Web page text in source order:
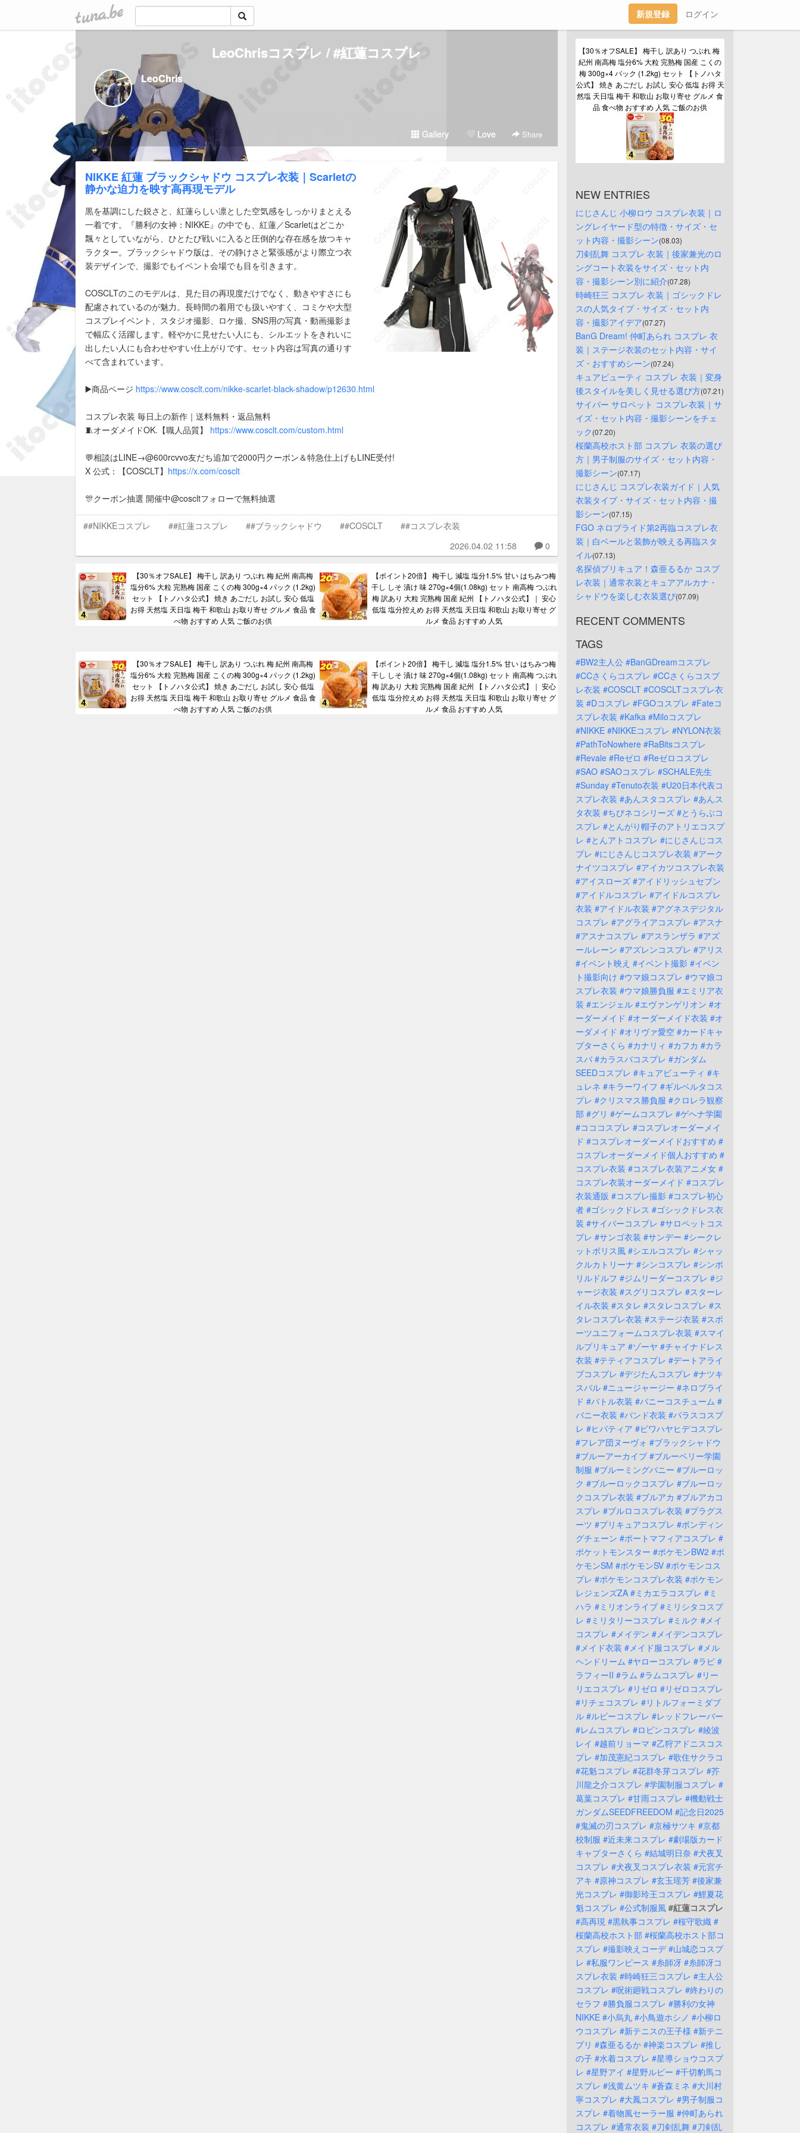
tuna.be 新規登録 ログイン
LeoChrisコスプレ / #紅蓮コスプレ
LeoChris
Gallery Love Share
NIKKE 紅蓮 ブラックシャドウ コスプレ衣装｜Scarletの
静かな迫力を映す高再現モデル
黒を基調にした鋭さと、紅蓮らしい凛とした空気感をしっかりまとえる
一着です。『勝利の女神：NIKKE』の中でも、紅蓮／Scarletはどこか
飄々としていながら、ひとたび戦いに入ると圧倒的な存在感を放つキャ
ラクター。ブラックシャドウ版は、その静けさと緊張感がより際立つ衣
装デザインで、撮影でもイベント会場でも目を引きます。
COSCLTのこのモデルは、見た目の再現度だけでなく、動きやすさにも
配慮されているのが魅力。長時間の着用でも扱いやすく、コミケや大型
コスプレイベント、スタジオ撮影、ロケ撮、SNS用の写真・動画撮影ま
で幅広く活躍します。軽やかに見せたい人にも、シルエットをきれいに
出したい人にも合わせやすい仕上がりです。セット内容は写真の通りす
べて含まれています。
▶️商品ページ https://www.cosclt.com/nikke-scarlet-black-shadow/p12630.html
コスプレ衣装 毎日上の新作｜送料無料・返品無料
🧵オーダメイドOK.【職人品質】 https://www.cosclt.com/custom.html
💬相談はLINE→@600rcvvo友だち追加で2000円クーポン＆特急仕上げもLINE受付!
X 公式：【COSCLT】 https://x.com/cosclt
🎊クーポン抽選 開催中@coscltフォローで無料抽選
##NIKKEコスプレ ##紅蓮コスプレ ##ブラックシャドウ ##COSCLT
##コスプレ衣装
2026.04.02 11:58
0
【30％オフSALE】 梅干し 訳あり つぶれ 梅 紀州 南高梅
塩分6% 大粒 完熟梅 国産 こくの梅 300g×4 パック (1.2kg)
セット 【トノハタ公式】 焼き あごだし お試し 安心 低塩
お得 天然塩 天日塩 梅干 和歌山 お取り寄せ グルメ 食品 食
べ物 おすすめ 人気 ご飯のお供
【ポイント20倍】 梅干し 減塩 塩分1.5% 甘い はちみつ梅
干し しそ 漬け 味 270g×4個(1.08kg) セット 南高梅 つぶれ
梅 訳あり 大粒 完熟梅 国産 紀州 【トノハタ公式】｜ 安心
低塩 塩分控えめ お得 天然塩 天日塩 和歌山 お取り寄せ グ
ルメ 食品 おすすめ 人気
【30％オフSALE】 梅干し 訳あり つぶれ 梅 紀州 南高梅
塩分6% 大粒 完熟梅 国産 こくの梅 300g×4 パック (1.2kg)
セット 【トノハタ公式】 焼き あごだし お試し 安心 低塩
お得 天然塩 天日塩 梅干 和歌山 お取り寄せ グルメ 食品 食
べ物 おすすめ 人気 ご飯のお供
【ポイント20倍】 梅干し 減塩 塩分1.5% 甘い はちみつ梅
干し しそ 漬け 味 270g×4個(1.08kg) セット 南高梅 つぶれ
梅 訳あり 大粒 完熟梅 国産 紀州 【トノハタ公式】｜ 安心
低塩 塩分控えめ お得 天然塩 天日塩 和歌山 お取り寄せ グ
ルメ 食品 おすすめ 人気
【30％オフSALE】 梅干し 訳あり つぶれ 梅
紀州 南高梅 塩分6% 大粒 完熟梅 国産 こくの
梅 300g×4 パック (1.2kg) セット 【トノハタ
公式】 焼き あごだし お試し 安心 低塩 お得 天
然塩 天日塩 梅干 和歌山 お取り寄せ グルメ 食
品 食べ物 おすすめ 人気 ご飯のお供
NEW ENTRIES
にじさんじ 小柳ロウ コスプレ衣装｜ロ
ングレイヤード型の特徴・サイズ・セ
ット内容・撮影シーン(08.03)
刀剣乱舞 コスプレ 衣装｜後家兼光のロ
ングコート衣装をサイズ・セット内
容・撮影シーン別に紹介(07.28)
時崎狂三 コスプレ 衣装｜ゴシックドレ
スの人気タイプ・サイズ・セット内
容・撮影アイデア(07.27)
BanG Dream! 仲町あられ コスプレ 衣
装｜ステージ衣装のセット内容・サイ
ズ・おすすめシーン(07.24)
キュアビューティ コスプレ 衣装｜変身
後スタイルを美しく見せる選び方(07.21)
サイバー サロペット コスプレ衣装｜サ
イズ・セット内容・撮影シーンをチェ
ック(07.20)
桜蘭高校ホスト部 コスプレ 衣装の選び
方｜男子制服のサイズ・セット内容・
撮影シーン(07.17)
にじさんじ コスプレ衣装ガイド｜人気
衣装タイプ・サイズ・セット内容・撮
影シーン(07.15)
FGO ネロブライド第2再臨コスプレ衣
装｜白ベールと装飾が映える再臨スタ
イル(07.13)
名探偵プリキュア！森亜るるか コスプ
レ衣装｜通常衣装とキュアアルカナ・
シャドウを楽しむ衣装選び(07.09)
RECENT COMMENTS
TAGS
#BW2主人公 #BanGDreamコスプレ
#CCさくらコスプレ #CCさくらコスプ
レ衣装 #COSCLT #COSCLTコスプレ衣
装 #Dコスプレ #FGOコスプレ #Fateコ
スプレ衣装 #Kafka #Miloコスプレ
#NIKKE #NIKKEコスプレ #NYLON衣装
#PathToNowhere #RaBitsコスプレ
#Revale #Reゼロ #Reゼロコスプレ
#SAO #SAOコスプレ #SCHALE先生
#Sunday #Tenuto衣装 #U20日本代表コ
スプレ衣装 #あんスタコスプレ #あんス
タ衣装 #ちびネコシリーズ #とうらぶコ
スプレ #とんがり帽子のアトリエコスプ
レ #とんアトコスプレ #にじさんじコス
プレ #にじさんじコスプレ衣装 #アーク
ナイツコスプレ #アイカツコスプレ衣装
#アイスローズ #アイドリッシュセブン
#アイドルコスプレ #アイドルコスプレ
衣装 #アイドル衣装 #アグネスデジタル
コスプレ #アグライアコスプレ #アスナ
#アスナコスプレ #アスランザラ #アズ
ールレーン #アズレンコスプレ #アリス
#イベント映え #イベント撮影 #イベン
ト撮影向け #ウマ娘コスプレ #ウマ娘コ
スプレ衣装 #ウマ娘勝負服 #エミリア衣
装 #エンジェル #エヴァンゲリオン #オ
ーダーメイド #オーダーメイド衣装 #オ
ーダメイド #オリヴァ愛空 #カードキャ
プターさくら #カナリィ #カフカ #カラ
スバ #カラスバコスプレ #ガンダム
SEEDコスプレ #キュアビューティ #キ
ュレネ #キラーワイフ #ギルベルタコス
プレ #クリスマス勝負服 #クロレラ観察
部 #グリ #ゲームコスプレ #ゲヘナ学園
#コココスプレ #コスプレオーダーメイ
ド #コスプレオーダーメイドおすすめ #
コスプレオーダーメイド個人おすすめ #
コスプレ衣装 #コスプレ衣装アニメ女 #
コスプレ衣装オーダーメイド #コスプレ
衣装通販 #コスプレ撮影 #コスプレ初心
者 #ゴシックドレス #ゴシックドレス衣
装 #サイバーコスプレ #サロペットコス
プレ #サンゴ衣装 #サンデー #シークレ
ットポリス風 #シエルコスプレ #シャッ
クルカトリーナ #シンコスプレ #シンボ
リルドルフ #ジムリーダーコスプレ #ジ
ャージ衣装 #スグリコスプレ #スターレ
イル衣装 #スタレ #スタレコスプレ #ス
タレコスプレ衣装 #ステージ衣装 #スポ
ーツユニフォームコスプレ衣装 #スマイ
ルプリキュア #ゾーヤ #チャイナドレス
衣装 #テティアコスプレ #デートアライ
ブコスプレ #デジたんコスプレ #ナツキ
スバル #ニュージャージー #ネロブライ
ド #バトル衣装 #バニーコスチューム #
バニー衣装 #バンド衣装 #パラスコスプ
レ #ヒパティア #ビワハヤヒデコスプレ
#フレア団ヌーヴォ #ブラックシャドウ
#ブルーアーカイブ #ブルーベリー学園
制服 #ブルーミングバニー #ブルーロッ
ク #ブルーロックコスプレ #ブルーロッ
クコスプレ衣装 #ブルアカ #ブルアカコ
スプレ #ブルロコスプレ衣装 #プラグス
ーツ #プリキュアコスプレ #ボンディン
グチェーン #ポートマフィアコスプレ #
ポケットモンスター #ポケモンBW2 #ポ
ケモンSM #ポケモンSV #ポケモンコス
プレ #ポケモンコスプレ衣装 #ポケモン
レジェンズZA #ミカエラコスプレ #ミ
ハラ #ミリオンライブ #ミリシタコスプ
レ #ミリタリーコスプレ #ミルク #メイ
コスプレ #メイデン #メイデンコスプレ
#メイド衣装 #メイド服コスプレ #メル
ヘンドリーム #ヤローコスプレ #ラピ #
ラフィーII #ラム #ラムコスプレ #リー
リエコスプレ #リゼロ #リゼロコスプレ
#リチェコスプレ #リトルフォーミダブ
ル #ルビーコスプレ #レッドフレーバー
#レムコスプレ #ロビンコスプレ #綾波
レイ #越前リョーマ #乙狩アドニスコス
プレ #加茂憲紀コスプレ #歌住サクラコ
#花魁コスプレ #花群冬芽コスプレ #芥
川龍之介コスプレ #学園制服コスプレ #
葛葉コスプレ #甘雨コスプレ #機動戦士
ガンダムSEEDFREEDOM #記念日2025
#鬼滅の刃コスプレ #京極サツキ #京都
校制服 #近未来コスプレ #劇場版カード
キャプターさくら #結城明日奈 #犬夜叉
コスプレ #犬夜叉コスプレ衣装 #元宮チ
アキ #原神コスプレ #玄玉瑶芳 #後家兼
光コスプレ #御影玲王コスプレ #鯉夏花
魁コスプレ #公式制服風 #紅蓮コスプレ
#高再現 #黒執事コスプレ #桜守歌織 #
桜蘭高校ホスト部 #桜蘭高校ホスト部コ
スプレ #撮影映えコーデ #山城恋コスプ
レ #私服ワンピース #糸師冴 #糸師冴コ
スプレ衣装 #時崎狂三コスプレ #主人公
コスプレ #呪術廻戦コスプレ #終わりの
セラフ #勝負服コスプレ #勝利の女神
NIKKE #小烏丸 #小鳥遊ホシノ #小柳ロ
ウコスプレ #新テニスの王子様 #新テニ
プリ #森亜るるか #神楽コスプレ #推し
の子 #水着コスプレ #星導ショウコスプ
レ #星野アイ #星野ルビー #千切豹馬コ
スプレ #浅黄ムツキ #蒼森ミネ #大川村
寧コスプレ #大鳳コスプレ #男子制服コ
スプレ #着物風セーラー服 #仲町あられ
コスプレ #通常衣装 #刀剣乱舞 #刀剣乱